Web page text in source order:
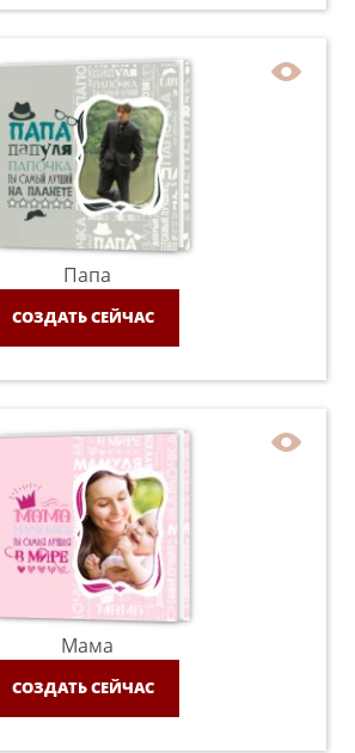
Папа
СОЗДАТЬ СЕЙЧАС
Мама
СОЗДАТЬ СЕЙЧАС